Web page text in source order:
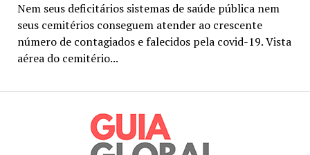
Nem seus deficitários sistemas de saúde pública nem
seus cemitérios conseguem atender ao crescente
número de contagiados e falecidos pela covid-19. Vista
aérea do cemitério...